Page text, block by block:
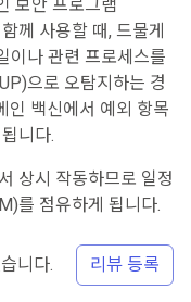
보안 프로그램
께 사용할 때, 드물게
이나 관련 프로세스를
으로 오탐지하는 경
인 백신에서 예외 항목
니다.
상시 작동하므로 일정
를 점유하게 됩니다.
니다. 리뷰 등록